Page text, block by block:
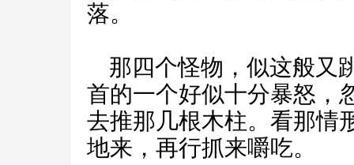
落。
那四个怪物，似这般又
首的一个好似十分暴怒，
去推那几根木柱。看那情
地来，再行抓来嚼吃。